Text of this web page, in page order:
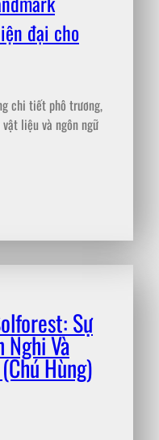
chi tiết phô trương,
liệu và ngôn ngữ
Sự
Nghi Và
Hùng)